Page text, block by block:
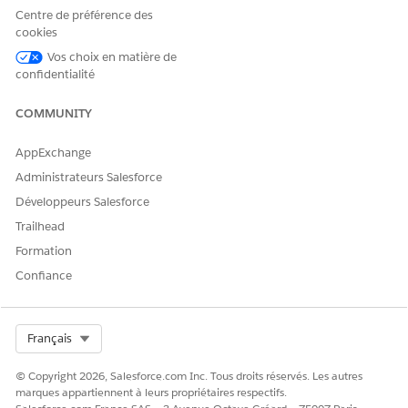
Nom
d’abonnem
ent
qui déclenche le flux.
CET ARTICLE A-T-IL RÉSOLU VOTRE PROBLÈME ?
Dites-nous ce que nous pouvons améliorer !
Centre de préférence des
cookies
Vos choix en matière de
confidentialité
COMMUNITY
AppExchange
Administrateurs Salesforce
Développeurs Salesforce
Trailhead
Formation
Confiance
Français
© Copyright 2026, Salesforce.com Inc. Tous droits réservés. Les autres
marques appartiennent à leurs propriétaires respectifs.